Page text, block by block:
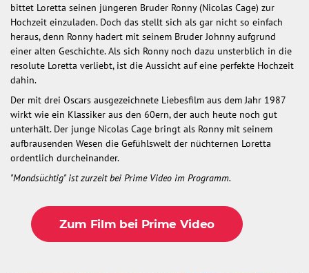
bittet Loretta seinen jüngeren Bruder Ronny (Nicolas Cage) zur
Hochzeit einzuladen. Doch das stellt sich als gar nicht so einfach
heraus, denn Ronny hadert mit seinem Bruder Johnny aufgrund
einer alten Geschichte. Als sich Ronny noch dazu unsterblich in die
resolute Loretta verliebt, ist die Aussicht auf eine perfekte Hochzeit
dahin.
Der mit drei Oscars ausgezeichnete Liebesfilm aus dem Jahr 1987
wirkt wie ein Klassiker aus den 60ern, der auch heute noch gut
unterhält. Der junge Nicolas Cage bringt als Ronny mit seinem
aufbrausenden Wesen die Gefühlswelt der nüchternen Loretta
ordentlich durcheinander.
"Mondsüchtig" ist zurzeit bei Prime Video im Programm.
Zum Film bei Prime Video